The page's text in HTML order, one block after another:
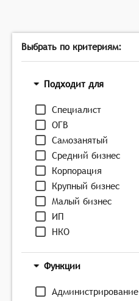
Выбрать по критериям:
Подходит для
Специалист
ОГВ
Самозанятый
Средний бизнес
Корпорация
Крупный бизнес
Малый бизнес
ИП
НКО
Функции
Администрирование